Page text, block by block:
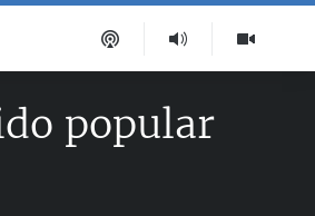
popular